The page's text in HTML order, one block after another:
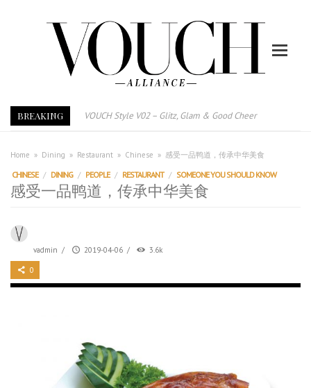
BREAKING
VOUCH Style V02 – Glitz, Glam & Good Cheer
Vouch Style 01 – Furniture & High Fashion
TRI TOWER – 新地标公寓毗邻未来柔新捷运站
After All, Home is where your heart is. 与挚爱品享乐活
Home » Dining » Restaurant » Chinese » 感受一品鸭道，传承中华美食
CHINESE / DINING / PEOPLE / RESTAURANT / SOMEONE YOU SHOULD KNOW
感受一品鸭道，传承中华美食
vadmin / 2019-04-06 / 3.6k
0